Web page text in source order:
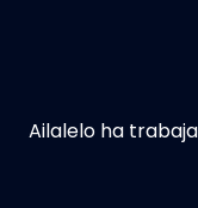
Ailalelo ha